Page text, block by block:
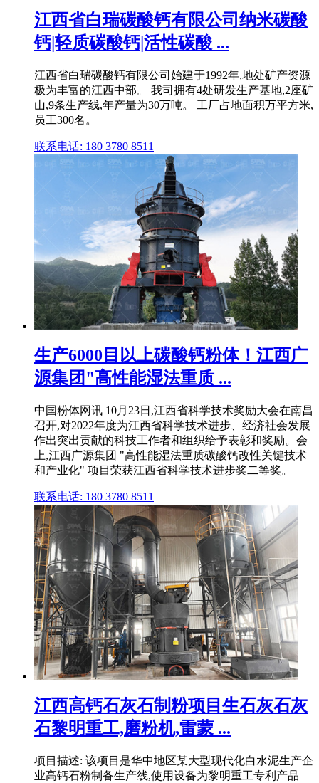
江西省白瑞碳酸钙有限公司纳米碳酸
钙|轻质碳酸钙|活性碳酸 ...
江西省白瑞碳酸钙有限公司始建于1992年,地处矿产资源
极为丰富的江西中部。 我司拥有4处研发生产基地,2座矿
山,9条生产线,年产量为30万吨。 工厂占地面积万平方米,
员工300名。
联系电话: 180 3780 8511
生产6000目以上碳酸钙粉体！江西广
源集团"高性能湿法重质 ...
中国粉体网讯 10月23日,江西省科学技术奖励大会在南昌
召开,对2022年度为江西省科学技术进步、经济社会发展
作出突出贡献的科技工作者和组织给予表彰和奖励。会
上,江西广源集团 "高性能湿法重质碳酸钙改性关键技术
和产业化" 项目荣获江西省科学技术进步奖二等奖。
联系电话: 180 3780 8511
江西高钙石灰石制粉项目生石灰石灰
石黎明重工,磨粉机,雷蒙 ...
项目描述: 该项目是华中地区某大型现代化白水泥生产企
业高钙石粉制备生产线,使用设备为黎明重工专利产品